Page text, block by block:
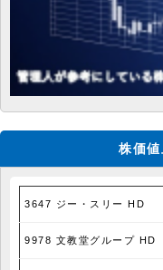
株価
3647 ジー・スリー HD
9978 文教堂グループ HD